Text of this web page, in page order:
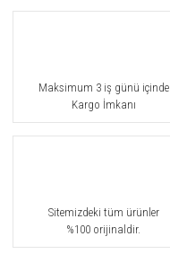
Maksimum 3 iş günü içinde
Kargo İmkanı
Sitemizdeki tüm ürünler
%100 orijinaldir.